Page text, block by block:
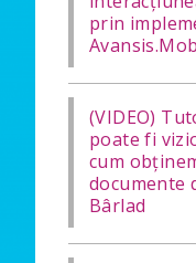
prin
(VIDEO)
poate fi
cum
documente
Bârlad